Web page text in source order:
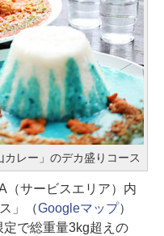
カレー」のデカ盛りコース
サービスエリア）内
」（Googleマップ）
で総重量3kg超えの